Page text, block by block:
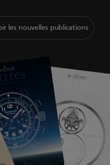
les nouvelles publications